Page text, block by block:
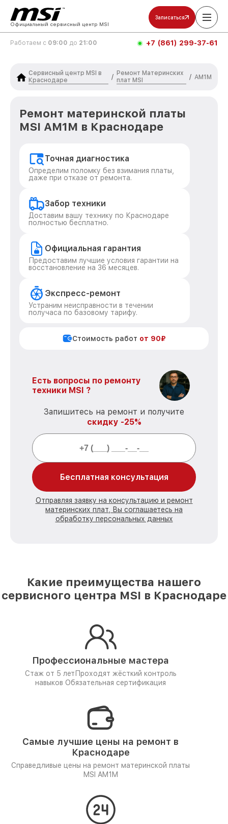
Официальный сервисный центр MSI
Записаться
Работаем с 09:00 до 21:00 +7 (861) 299-37-61
Сервисный центр MSI в
Краснодаре
/
Ремонт Материнских
плат MSI
/ AM1M
Ремонт материнской платы
MSI AM1M в Краснодаре
Точная диагностика
Определим поломку без взимания платы,
даже при отказе от ремонта.
Забор техники
Доставим вашу технику по Краснодаре
полностью бесплатно.
Официальная гарантия
Предоставим лучшие условия гарантии на
восстановление на 36 месяцев.
Экспресс-ремонт
Устраним неисправности в течении
получаса по базовому тарифу.
Стоимость работ от 90₽
Есть вопросы по ремонту
техники MSI ?
Запишитесь на ремонт и получите
скидку -25%
Бесплатная консультация
Отправляя заявку на консультацию и ремонт
материнских плат, Вы соглашаетесь на
обработку персональных данных
Какие преимущества нашего
сервисного центра MSI в Краснодаре
Профессиональные мастера
Стаж от 5 лет Проходят жёсткий контроль
навыков Обязательная сертификация
Самые лучшие цены на ремонт в
Краснодаре
Справедливые цены на ремонт материнской платы
MSI AM1M